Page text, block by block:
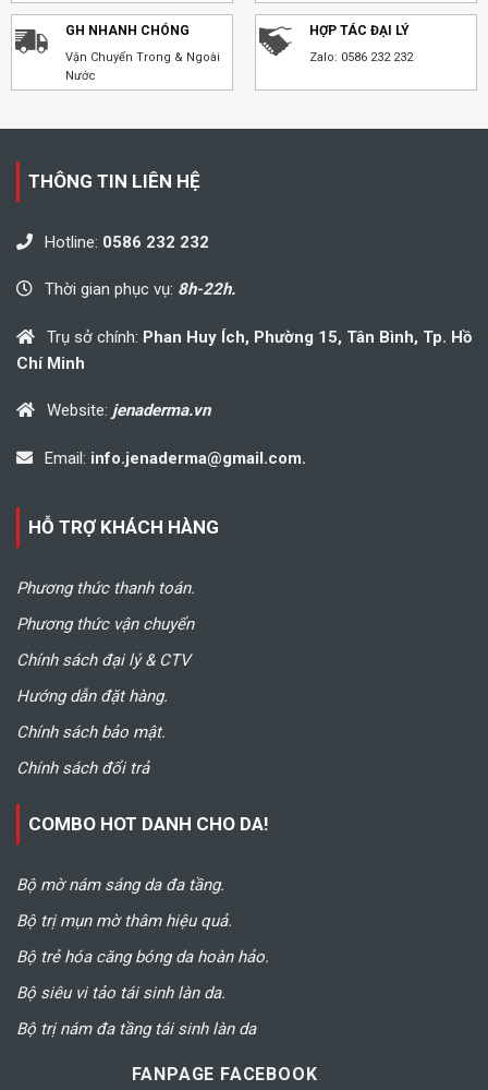
GH NHANH CHÓNG
Vận Chuyển Trong & Ngoài
Nước
HỢP TÁC ĐẠI LÝ
Zalo: 0586 232 232
THÔNG TIN LIÊN HỆ
Hotline: 0586 232 232
Thời gian phục vụ: 8h-22h.
Trụ sở chính: Phan Huy Ích, Phường 15, Tân Bình, Tp. Hồ
Chí Minh
Website: jenaderma.vn
Email: info.jenaderma@gmail.com.
HỖ TRỢ KHÁCH HÀNG
Phương thức thanh toán.
Phương thức vận chuyển
Chính sách đại lý & CTV
Hướng dẫn đặt hàng.
Chính sách bảo mật.
Chính sách đổi trả
COMBO HOT DANH CHO DA!
Bộ mờ nám sáng da đa tầng.
Bộ trị mụn mờ thâm hiệu quả.
Bộ trẻ hóa căng bóng da hoàn hảo.
Bộ siêu vi tảo tái sinh làn da.
Bộ trị nám đa tầng tái sinh làn da
FANPAGE FACEBOOK